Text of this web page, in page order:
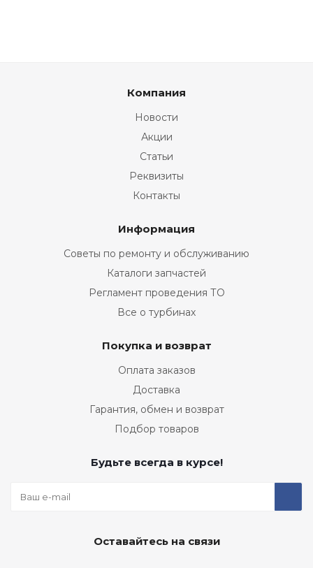
Компания
Новости
Акции
Статьи
Реквизиты
Контакты
Информация
Советы по ремонту и обслуживанию
Каталоги запчастей
Регламент проведения ТО
Все о турбинах
Покупка и возврат
Оплата заказов
Доставка
Гарантия, обмен и возврат
Подбор товаров
Будьте всегда в курсе!
Оставайтесь на связи